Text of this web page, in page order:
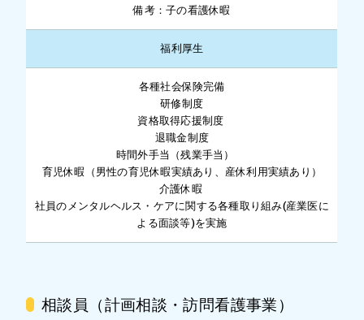
備考：子の看護休暇
福利厚生
各種社会保険完備
研修制度
資格取得応援制度
退職金制度
時間外手当（残業手当）
育児休暇（男性の育児休暇実績あり、産休利用実績あり）
介護休暇
社員のメンタルヘルス・ケアに関する各種取り組み(産業医に
よる面談等)を実施
相談員（計画相談・訪問看護事業）